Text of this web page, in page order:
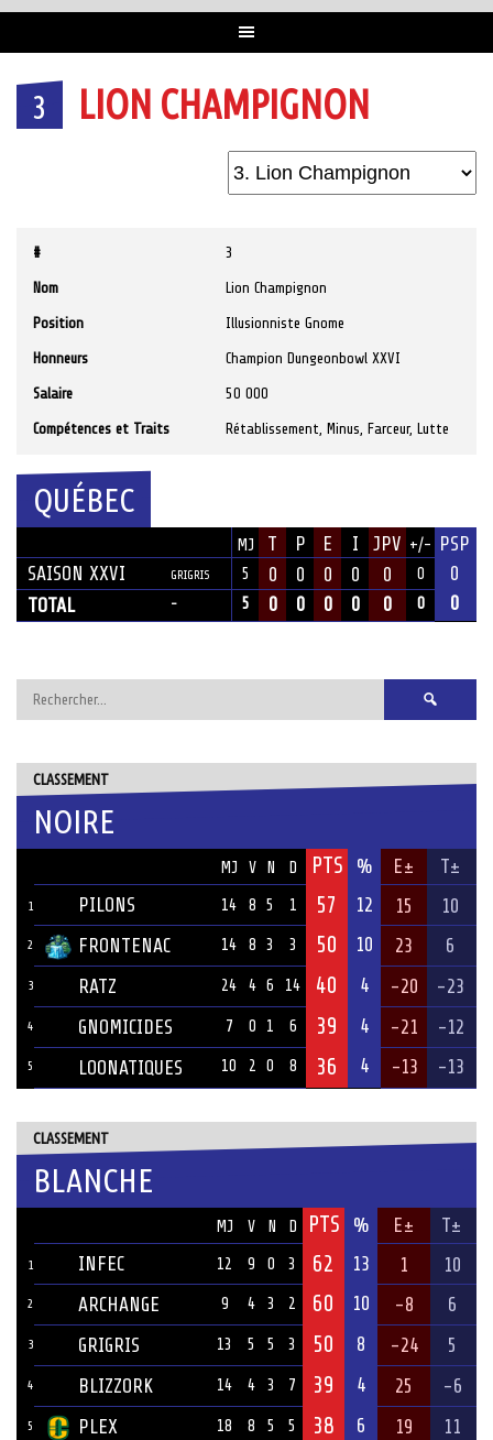
3 LION CHAMPIGNON
# 3
Nom Lion Champignon
Position Illusionniste Gnome
Honneurs Champion Dungeonbowl XXVI
Salaire 50 000
Compétences et Traits Rétablissement, Minus, Farceur, Lutte
QUÉBEC
MJ T P E I JPV +/- PSP
SAISON XXVI
GRIGRIS 5 0 0 0 0 0 0
0
TOTAL
- 5 0 0 0 0 0 0 0
Rechercher :
CLASSEMENT
NOIRE
MJ V N D PTS % E± T±
1 PILONS 14 8 5 1 57 12 15 10
2 FRONTENAC 14 8 3 3 50 10 23 6
3 RATZ 24 4 6 14 40 4 -20 -23
4 GNOMICIDES 7 0 1 6 39 4 -21 -12
5 LOONATIQUES 10 2 0 8 36 4 -13 -13
CLASSEMENT
BLANCHE
MJ V N D PTS % E± T±
1 INFEC 12 9 0 3 62 13 1 10
2 ARCHANGE 9 4 3 2 60 10 -8 6
3 GRIGRIS 13 5 5 3 50 8 -24 5
4 BLIZZORK 14 4 3 7 39 4 25 -6
5 PLEX 18 8 5 5 38 6 19 11